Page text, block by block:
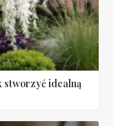
stworzyć idealną